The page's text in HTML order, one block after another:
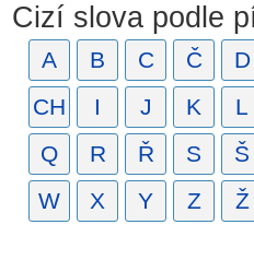
Cizí slova podle
A B C Č D
CH
I J K L
Q
R Ř S Š
W
X Y Z Ž